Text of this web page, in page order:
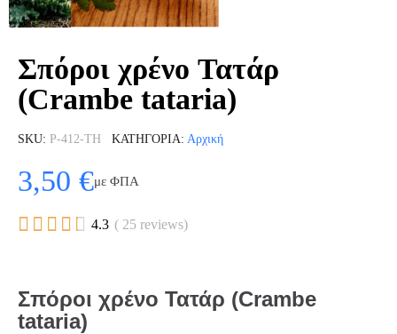
Σπόροι χρένο Τατάρ
(Crambe tataria)
SKU P-412-TH ΚΑΤΗΓΟΡΊΑ Αρχική
3,50 €με ΦΠΑ
     4.3 ( 25 reviews)
Σπόροι χρένο Τατάρ (Crambe
tataria)